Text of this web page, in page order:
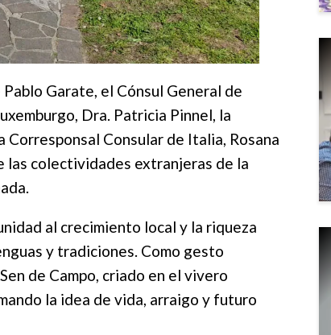
Garate, el Cónsul General de
Dra. Patricia Pinnel, la
Corresponsal Consular de Italia, Rosana
las colectividades extranjeras de la
al crecimiento local y la riqueza
y tradiciones. Como gesto
de Campo, criado en el vivero
la idea de vida, arraigo y futuro